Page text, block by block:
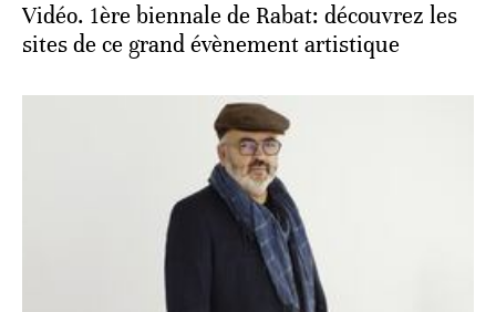
Vidéo. 1ère biennale de Rabat: découvrez les
sites de ce grand évènement artistique